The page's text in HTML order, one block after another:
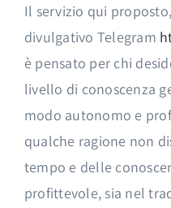
Il servizio qui
divulgativo Telegram
è pensato per chi
livello di conoscenza
modo autonomo e
qualche ragione non
tempo e delle
profittevole, sia nel